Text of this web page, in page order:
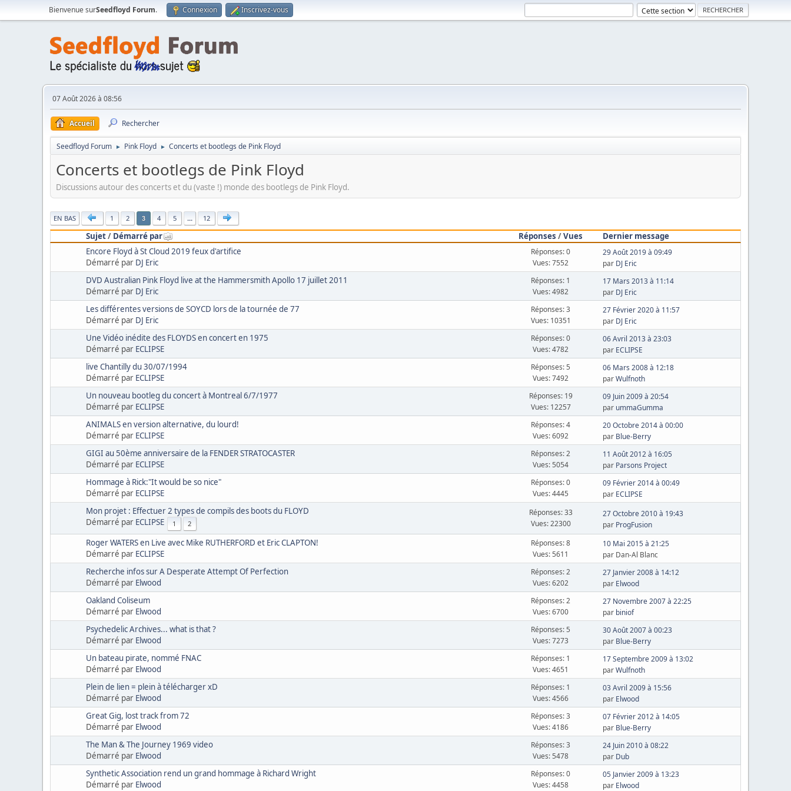
Bienvenue surSeedfloyd Forum. Connexion Inscrivez-vous
07 Août 2026 à 08:56
Accueil Rechercher
Seedfloyd Forum ► Pink Floyd ► Concerts et bootlegs de Pink Floyd
Concerts et bootlegs de Pink Floyd
Discussions autour des concerts et du (vaste !) monde des bootlegs de Pink Floyd.
EN BAS 1 2 3 4 5 ... 12
Sujet/ Démarré par Réponses /Vues
Dernier message
Encore Floyd à St Cloud 2019 feux d'artifice
Démarré par DJ Eric
Réponses: 0
Vues: 7552
29 Août 2019 à 09:49
par DJ Eric
DVD Australian Pink Floyd live at the Hammersmith Apollo 17 juillet 2011
Démarré par DJ Eric
Réponses: 1
Vues: 4982
17 Mars 2013 à 11:14
par DJ Eric
Les différentes versions de SOYCD lors de la tournée de 77
Démarré par DJ Eric
Réponses: 3
Vues: 10351
27 Février 2020 à 11:57
par DJ Eric
Une Vidéo inédite des FLOYDS en concert en 1975
Démarré par ECLIPSE
Réponses: 0
Vues: 4782
06 Avril 2013 à 23:03
par ECLIPSE
live Chantilly du 30/07/1994
Démarré par ECLIPSE
Réponses: 5
Vues: 7492
06 Mars 2008 à 12:18
parWulfnoth
Un nouveau bootleg du concert à Montreal 6/7/1977
Démarré par ECLIPSE
Réponses: 19
Vues: 12257
09 Juin 2009 à 20:54
par ummaGumma
ANIMALS en version alternative, du lourd!
Démarré par ECLIPSE
Réponses: 4
Vues: 6092
20 Octobre 2014 à 00:00
par Blue-Berry
GIGI au 50ème anniversaire de la FENDER STRATOCASTER
Démarré par ECLIPSE
Réponses: 2
Vues: 5054
11 Août 2012 à 16:05
par Parsons Project
Hommage à Rick:"It would be so nice"
Démarré par ECLIPSE
Réponses: 0
Vues: 4445
09 Février 2014 à 00:49
par ECLIPSE
Mon projet : Effectuer 2 types de compils des boots du FLOYD
Démarré par ECLIPSE 1 2
Réponses: 33
Vues: 22300
27 Octobre 2010 à 19:43
par ProgFusion
Roger WATERS en Live avec Mike RUTHERFORD et Eric CLAPTON!
Démarré par ECLIPSE
Réponses: 8
Vues: 5611
10 Mai 2015 à 21:25
par Dan-Al Blanc
Recherche infos sur A Desperate Attempt Of Perfection
Démarré par Elwood
Réponses: 2
Vues: 6202
27 Janvier 2008 à 14:12
par Elwood
Oakland Coliseum
Démarré par Elwood
Réponses: 2
Vues: 6700
27 Novembre 2007 à 22:25
par biniof
Psychedelic Archives... what is that ?
Démarré par Elwood
Réponses: 5
Vues: 7273
30 Août 2007 à 00:23
par Blue-Berry
Un bateau pirate, nommé FNAC
Démarré par Elwood
Réponses: 1
Vues: 4651
17 Septembre 2009 à 13:02
parWulfnoth
Plein de lien = plein à télécharger xD
Démarré par Elwood
Réponses: 1
Vues: 4566
03 Avril 2009 à 15:56
par Elwood
Great Gig, lost track from 72
Démarré par Elwood
Réponses: 3
Vues: 4186
07 Février 2012 à 14:05
par Blue-Berry
The Man & The Journey 1969 video
Démarré par Elwood
Réponses: 3
Vues: 5478
24 Juin 2010 à 08:22
par Dub
Synthetic Association rend un grand hommage à Richard Wright
Démarré par Elwood
Réponses: 0
Vues: 4458
05 Janvier 2009 à 13:23
par Elwood